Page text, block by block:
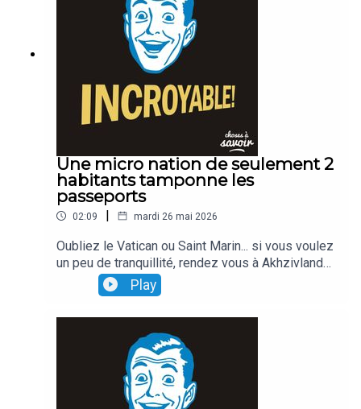
Une micro nation de seulement 2
habitants tamponne les
passeports
02:09 | mardi 26 mai 2026
Oubliez le Vatican ou Saint Marin... si vous voulez
un peu de tranquillité, rendez vous à Akhzivland
Ce lopin de terre situé entre Israël et le Liban... n'a
longtemps comporté que deux petits habitants...
Play